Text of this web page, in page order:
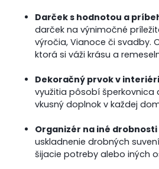
Darček s hodnotou a
darček na výnimočné
výročia, Vianoce či svadby.
ktorá si váži krásu a
Dekoračný prvok v
využitia pôsobí šperkovnica
vkusný doplnok v každej
Organizér na iné
uskladnenie drobných
šijacie potreby alebo iných